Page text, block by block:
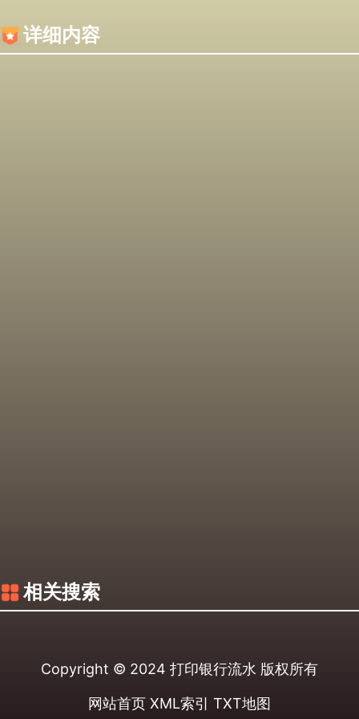
详细内容
相关搜索
Copyright © 2024 打印银行流水 版权所有
网站首页 XML索引 TXT地图